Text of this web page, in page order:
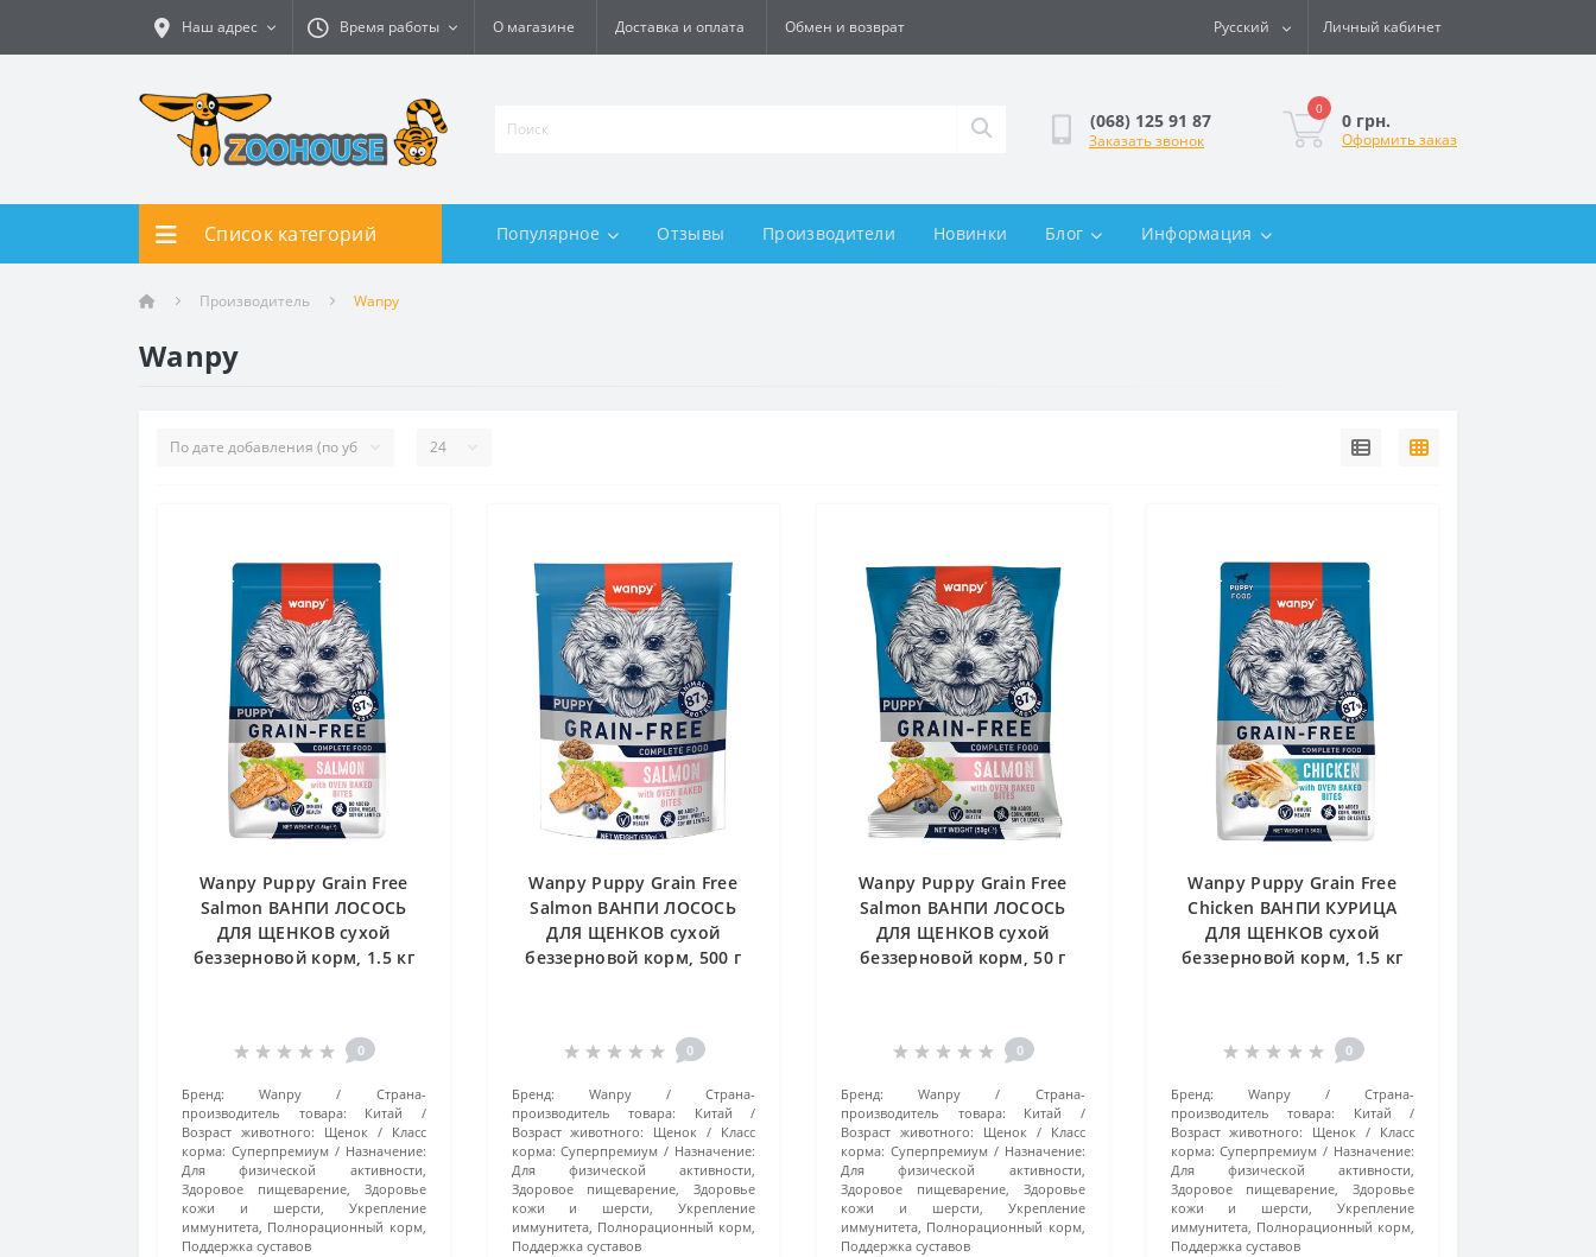
Наш адрес Время работы О магазине Доставка и оплата Обмен и возврат Русский Личный кабинет
(068) 125 91 87
Заказать звонок
0
0 грн.
Оформить заказ
Список категорий Популярное Отзывы Производители Новинки Блог Информация
Производитель Wanpy
Wanpy
Wanpy Puppy Grain Free
Salmon ВАНПИ ЛОСОСЬ
ДЛЯ ЩЕНКОВ сухой
беззерновой корм, 1.5 кг
0
Бренд: Wanpy
Страна-
производитель товара:
Китай
Возраст животного:
Щенок
Класс
корма: Суперпремиум
Назначение:
Для физической активности,
Здоровое пищеварение, Здоровье
кожи и шерсти, Укрепление
иммунитета, Полнорационный корм,
Поддержка суставов
Wanpy Puppy Grain Free
Salmon ВАНПИ ЛОСОСЬ
ДЛЯ ЩЕНКОВ сухой
беззерновой корм, 500 г
0
Бренд: Wanpy
Страна-
производитель товара:
Китай
Возраст животного:
Щенок
Класс
корма: Суперпремиум
Назначение:
Для физической активности,
Здоровое пищеварение, Здоровье
кожи и шерсти, Укрепление
иммунитета, Полнорационный корм,
Поддержка суставов
Wanpy Puppy Grain Free
Salmon ВАНПИ ЛОСОСЬ
ДЛЯ ЩЕНКОВ сухой
беззерновой корм, 50 г
0
Бренд: Wanpy
Страна-
производитель товара:
Китай
Возраст животного:
Щенок
Класс
корма: Суперпремиум
Назначение:
Для физической активности,
Здоровое пищеварение, Здоровье
кожи и шерсти, Укрепление
иммунитета, Полнорационный корм,
Поддержка суставов
Wanpy Puppy Grain Free
Chicken ВАНПИ КУРИЦА
ДЛЯ ЩЕНКОВ сухой
беззерновой корм, 1.5 кг
0
Бренд: Wanpy
Страна-
производитель товара:
Китай
Возраст животного:
Щенок
Класс
корма: Суперпремиум
Назначение:
Для физической активности,
Здоровое пищеварение, Здоровье
кожи и шерсти, Укрепление
иммунитета, Полнорационный корм,
Поддержка суставов